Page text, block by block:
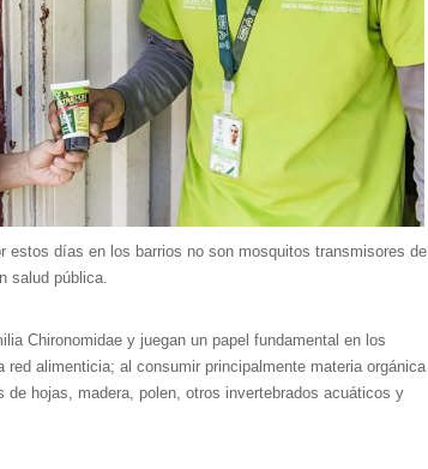
días en los barrios no son mosquitos transmisores de
salud pública.
y juegan un papel fundamental en los
alimenticia; al consumir principalmente materia orgánica
hojas, madera, polen, otros invertebrados acuáticos y